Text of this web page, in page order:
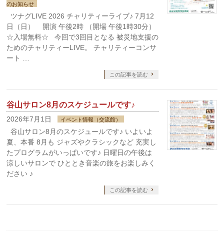
のお知らせ
ツナグLIVE 2026 チャリティーライブ♪ 7月12
日（日） 開演 午後2時 （開場 午後1時30分）
☆入場無料☆ 今回で3回目となる 被災地支援の
ためのチャリティーLIVE。 チャリティーコンサ
ート …
この記事を読む
谷山サロン8月のスケジュールです♪
2026年7月1日 イベント情報（交流館）
谷山サロン8月のスケジュールです♪ いよいよ
夏、本番 8月も ジャズやクラシックなど 充実し
たプログラムがいっぱいです♪ 日曜日の午後は
涼しいサロンで ひととき音楽の旅をお楽しみく
ださい ♪
この記事を読む